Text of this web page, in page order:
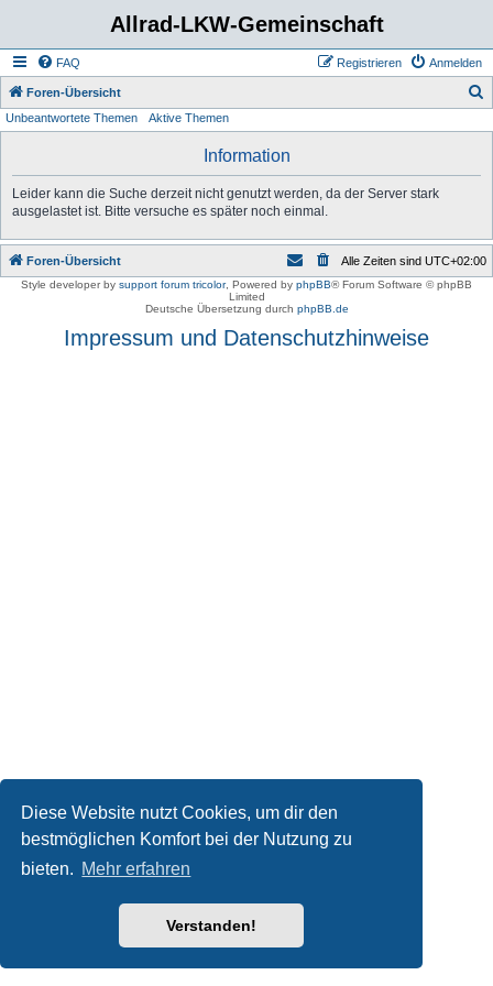
Diese Website nutzt Cookies, um dir den
bestmöglichen Komfort bei der Nutzung zu
bieten. Mehr erfahren
Verstanden!
Allrad-LKW-Gemeinschaft
FAQ Anmelden
Registrieren
Foren-Übersicht
Unbeantwortete Themen Aktive Themen
Information
Leider kann die Suche derzeit nicht genutzt werden, da der Server stark
ausgelastet ist. Bitte versuche es später noch einmal.
Foren-Übersicht Alle Zeiten sind UTC+02:00
Style developer by support forum tricolor, Powered by phpBB® Forum Software © phpBB
Limited
Deutsche Übersetzung durch phpBB.de
Impressum und Datenschutzhinweise